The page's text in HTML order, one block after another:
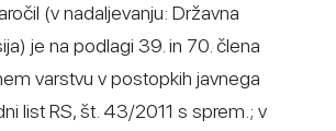
(v nadaljevanju: Državna
je na podlagi 39. in 70. člena
varstvu v postopkih javnega
list RS, št. 43/2011 s sprem.; v